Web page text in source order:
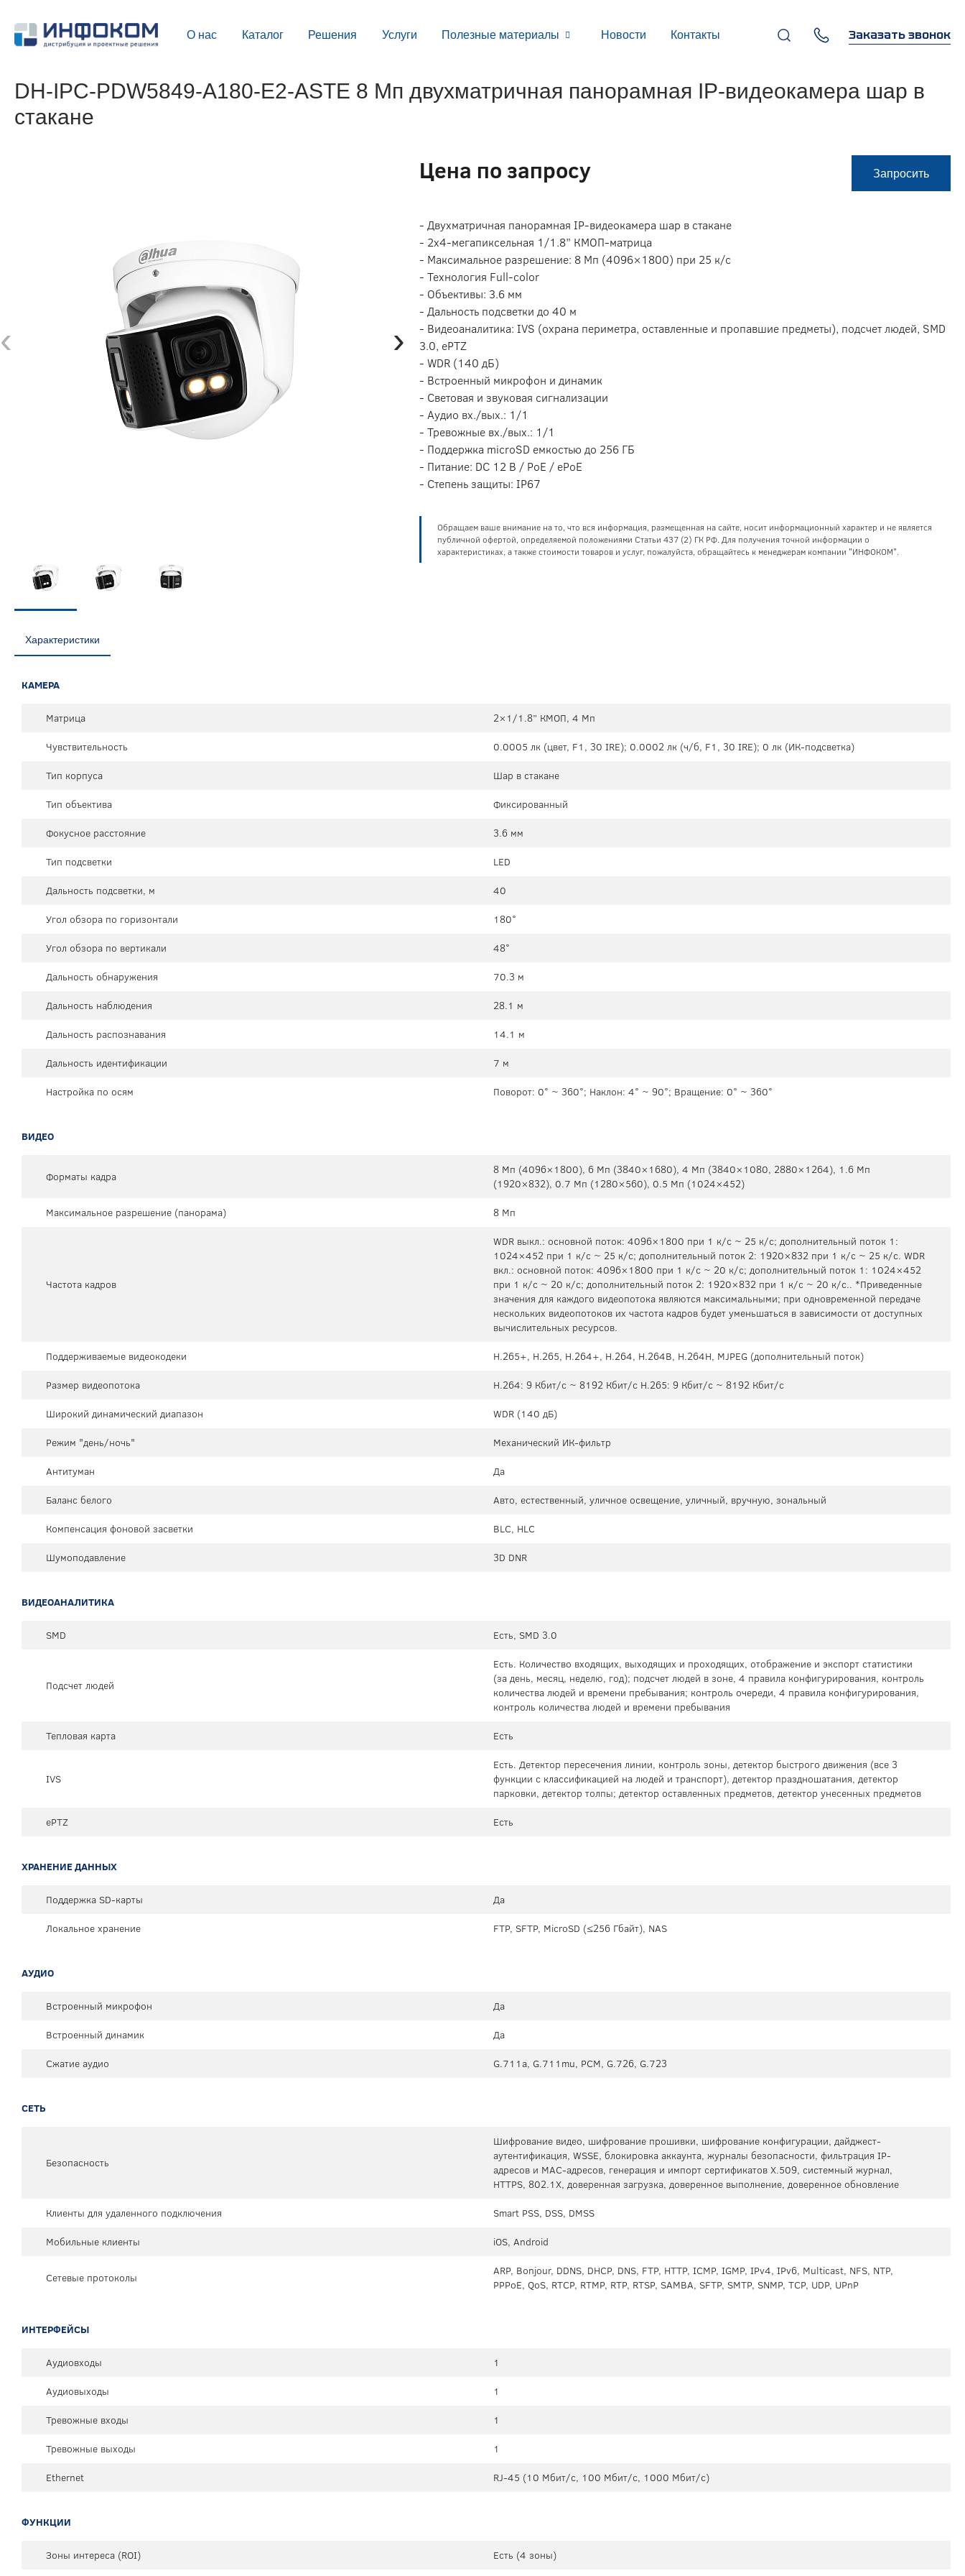
О нас Каталог Решения Услуги Полезные материалы Новости Контакты
г. Москва, 119270,
Лужнецкая наб., д. 6, стр. 1,
Заказать звонок
DH-IPC-PDW5849-A180-E2-ASTE 8 Мп двухматричная панорамная IP-видеокамера шар в
стакане
‹ ›
Цена по запросу Запросить
- Двухматричная панорамная IP-видеокамера шар в стакане
- 2х4-мегапиксельная 1/1.8” КМОП-матрица
- Максимальное разрешение: 8 Мп (4096×1800) при 25 к/c
- Технология Full-color
- Объективы: 3.6 мм
- Дальность подсветки до 40 м
- Видеоаналитика: IVS (охрана периметра, оставленные и пропавшие предметы), подсчет людей, SMD
3.0, ePTZ
- WDR (140 дБ)
- Встроенный микрофон и динамик
- Световая и звуковая сигнализации
- Аудио вх./вых.: 1/1
- Тревожные вх./вых.: 1/1
- Поддержка microSD емкостью до 256 ГБ
- Питание: DC 12 В / PoE / ePoE
- Степень защиты: IP67
Обращаем ваше внимание на то, что вся информация, размещенная на сайте, носит информационный характер и не является
публичной офертой, определяемой положениями Статьи 437 (2) ГК РФ. Для получения точной информации о
характеристиках, а также стоимости товаров и услуг, пожалуйста, обращайтесь к менеджерам компании "ИНФОКОМ".
Характеристики
КАМЕРА
Матрица
2×1/1.8” КМОП, 4 Мп
Чувствительность
0.0005 лк (цвет, F1, 30 IRE); 0.0002 лк (ч/б, F1, 30 IRE); 0 лк (ИК-подсветка)
Тип корпуса
Шар в стакане
Тип объектива
Фиксированный
Фокусное расстояние
3.6 мм
Тип подсветки
LED
Дальность подсветки, м
40
Угол обзора по горизонтали
180°
Угол обзора по вертикали
48°
Дальность обнаружения
70.3 м
Дальность наблюдения
28.1 м
Дальность распознавания
14.1 м
Дальность идентификации
7 м
Настройка по осям
Поворот: 0° ~ 360°; Наклон: 4° ~ 90°; Вращение: 0° ~ 360°
ВИДЕО
Форматы кадра
8 Mп (4096×1800), 6 Mп (3840×1680), 4 Mп (3840×1080, 2880×1264), 1.6 Mп
(1920×832), 0.7 Mп (1280×560), 0.5 Mп (1024×452)
Максимальное разрешение (панорама)
8 Мп
Частота кадров
WDR выкл.: основной поток: 4096×1800 при 1 к/с ~ 25 к/с; дополнительный поток 1:
1024×452 при 1 к/с ~ 25 к/с; дополнительный поток 2: 1920×832 при 1 к/с ~ 25 к/с. WDR
вкл.: основной поток: 4096×1800 при 1 к/с ~ 20 к/с; дополнительный поток 1: 1024×452
при 1 к/с ~ 20 к/с; дополнительный поток 2: 1920×832 при 1 к/с ~ 20 к/с.. *Приведенные
значения для каждого видеопотока являются максимальными; при одновременной передаче
нескольких видеопотоков их частота кадров будет уменьшаться в зависимости от доступных
вычислительных ресурсов.
Поддерживаемые видеокодеки
H.265+, H.265, H.264+, H.264, H.264B, H.264H, MJPEG (дополнительный поток)
Размер видеопотока
H.264: 9 Кбит/с ~ 8192 Кбит/с H.265: 9 Кбит/с ~ 8192 Кбит/с
Широкий динамический диапазон
WDR (140 дБ)
Режим "день/ночь"
Механический ИК-фильтр
Антитуман
Да
Баланс белого
Авто, естественный, уличное освещение, уличный, вручную, зональный
Компенсация фоновой засветки
BLC, HLC
Шумоподавление
3D DNR
ВИДЕОАНАЛИТИКА
SMD Есть, SMD 3.0
Подсчет людей
Есть. Количество входящих, выходящих и проходящих, отображение и экспорт статистики
(за день, месяц, неделю, год); подсчет людей в зоне, 4 правила конфигурирования, контроль
количества людей и времени пребывания; контроль очереди, 4 правила конфигурирования,
контроль количества людей и времени пребывания
Тепловая карта
Есть
IVS
Есть. Детектор пересечения линии, контроль зоны, детектор быстрого движения (все 3
функции с классификацией на людей и транспорт), детектор праздношатания, детектор
парковки, детектор толпы; детектор оставленных предметов, детектор унесенных предметов
ePTZ
Есть
ХРАНЕНИЕ ДАННЫХ
Поддержка SD-карты
Да
Локальное хранение
FTP, SFTP, MicroSD (≤256 Гбайт), NAS
АУДИО
Встроенный микрофон
Да
Встроенный динамик
Да
Сжатие аудио
G.711a, G.711mu, PCM, G.726, G.723
СЕТЬ
Безопасность
Шифрование видео, шифрование прошивки, шифрование конфигурации, дайджест-
аутентификация, WSSE, блокировка аккаунта, журналы безопасности, фильтрация IP-
адресов и MAC-адресов, генерация и импорт сертификатов X.509, системный журнал,
HTTPS, 802.1X, доверенная загрузка, доверенное выполнение, доверенное обновление
Клиенты для удаленного подключения
Smart PSS, DSS, DMSS
Мобильные клиенты
iOS, Android
Сетевые протоколы
ARP, Bonjour, DDNS, DHCP, DNS, FTP, HTTP, ICMP, IGMP, IPv4, IPv6, Multicast, NFS, NTP,
PPPoE, QoS, RTCP, RTMP, RTP, RTSP, SAMBA, SFTP, SMTP, SNMP, TCP, UDP, UPnP
ИНТЕРФЕЙСЫ
Аудиовходы
1
Аудиовыходы
1
Тревожные входы
1
Тревожные выходы
1
Ethernet
RJ-45 (10 Мбит/с, 100 Мбит/с, 1000 Мбит/с)
ФУНКЦИИ
Зоны интереса (ROI) Есть (4 зоны)